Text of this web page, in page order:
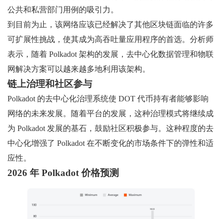
公共和私营部门用例的吸引力。
到目前为止，该网络应该已经解决了其他区块链面临的许多
可扩展性挑战，使其成为高吞吐量应用程序的首选。分析师
表示，随着 Polkadot 架构的发展，去中心化数据管理和物联
网解决方案可以越来越多地利用该架构。
链上治理和社区参与
Polkadot 的去中心化治理系统使 DOT 代币持有者能够影响
网络的未来发展。随着平台的发展，这种治理模式将继续成
为 Polkadot 发展的基石，鼓励社区积极参与。这种程度的去
中心化增强了 Polkadot 在不断变化的市场条件下的弹性和适
应性。
2026 年 Polkadot 价格预测